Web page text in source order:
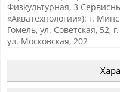
Физкультурная, 3
«Акватехнологии»): г.
Гомель, ул. Советская, 52,
ул. Московская, 202